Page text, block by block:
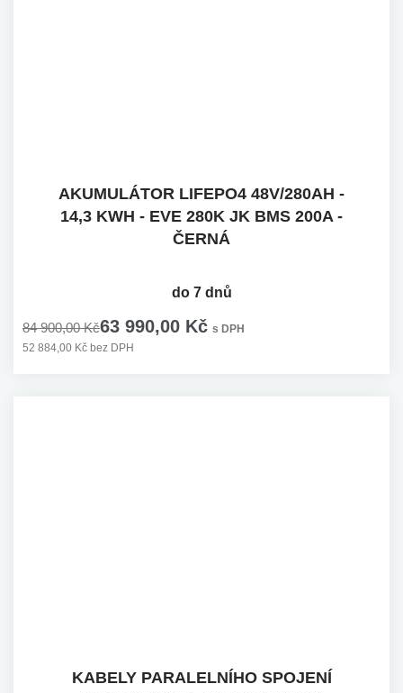
AKUMULÁTOR LIFEPO4 48V/280AH -
14,3 KWH - EVE 280K JK BMS 200A -
ČERNÁ
84 900,00 Kč63 990,00 Kč s DPH
52 884,00 Kč bez DPH
do 7 dnů
KABELY PARALELNÍHO SPOJENÍ